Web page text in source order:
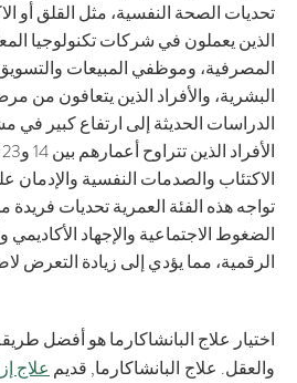
تحديات الصحة النفسية، مثل القلق أو
الذين يعملون في شركات تكنولوجيا
المصرفية، وموظفي المبيعات
البشرية، والأفراد الذين يتعافون من
الدراسات الحديثة إلى ارتفاع كبير في
الاكتئاب والصدمات النفسية والإدمان
تواجه هذه الفئة العمرية تحديات فريدة
الضغوط الاجتماعية والإجهاد الأكاديمي
الرقمية، مما يؤدي إلى زيادة التعرض
اختيار علاج البانشاكارما هو أفضل
والعقل. علاج البانشاكارما, قديم علاج